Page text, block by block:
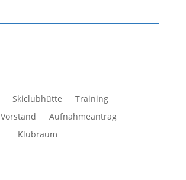
Skiclubhütte
Training
Vorstand
Aufnahmeantrag
Klubraum